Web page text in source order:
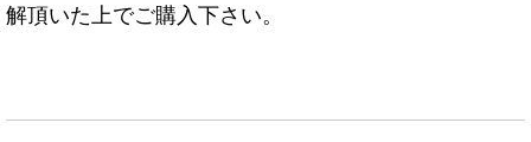
解頂いた上でご購入下さい。